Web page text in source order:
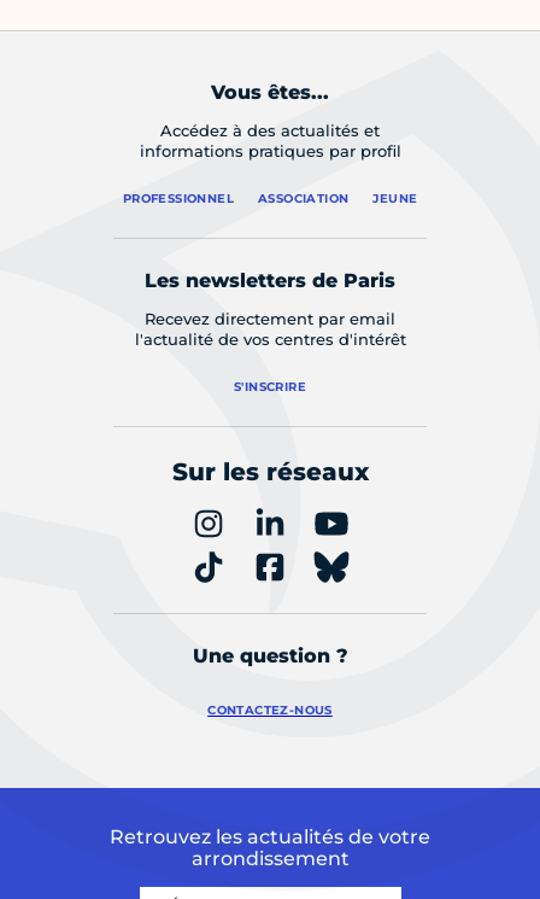
Vous êtes...
Accédez à des actualités et
informations pratiques par profil
PROFESSIONNEL ASSOCIATION JEUNE
Les newsletters de Paris
Recevez directement par email
l'actualité de vos centres d'intérêt
S'INSCRIRE
Sur les réseaux
Une question ?
CONTACTEZ-NOUS
Retrouvez les actualités de votre
arrondissement